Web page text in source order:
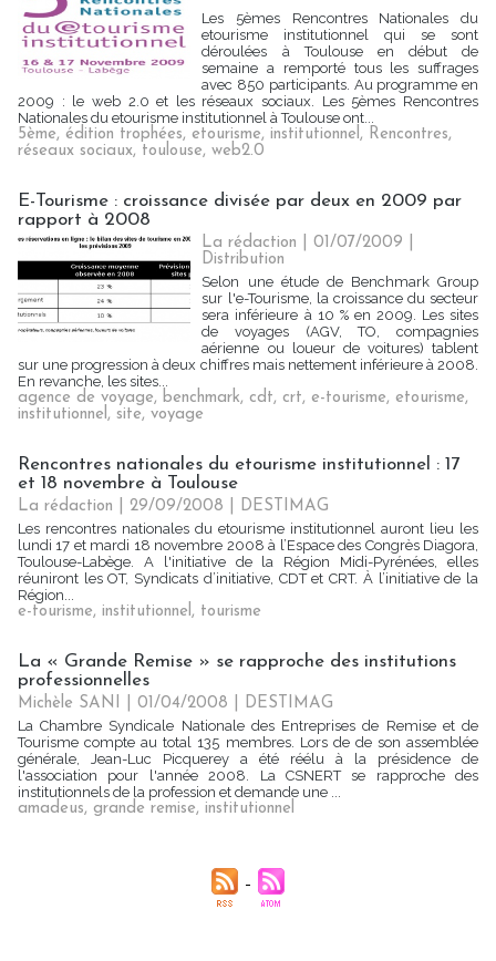
Les 5èmes Rencontres Nationales du
etourisme institutionnel qui se sont
déroulées à Toulouse en début de
semaine a remporté tous les suffrages
avec 850 participants. Au programme en
2009 : le web 2.0 et les réseaux sociaux. Les 5èmes Rencontres
Nationales du etourisme institutionnel à Toulouse ont...
5ème, édition trophées, etourisme, institutionnel, Rencontres,
réseaux sociaux, toulouse, web2.0
E-Tourisme : croissance divisée par deux en 2009 par
rapport à 2008
La rédaction | 01/07/2009
Distribution
Selon une étude de Benchmark Group
sur l'e-Tourisme, la croissance du secteur
sera inférieure à 10 % en 2009. Les sites
de voyages (AGV, TO, compagnies
aérienne ou loueur de voitures) tablent
sur une progression à deux chiffres mais nettement inférieure à 2008.
En revanche, les sites...
agence de voyage, benchmark, cdt, crt, e-tourisme, etourisme,
institutionnel, site, voyage
Rencontres nationales du etourisme institutionnel : 17
et 18 novembre à Toulouse
La rédaction | 29/09/2008
DESTIMAG
Les rencontres nationales du etourisme institutionnel auront lieu les
lundi 17 et mardi 18 novembre 2008 à l’Espace des Congrès Diagora,
Toulouse-Labège. A l'initiative de la Région Midi-Pyrénées, elles
réuniront les OT, Syndicats d’initiative, CDT et CRT. À l’initiative de la
Région...
e-tourisme, institutionnel, tourisme
La « Grande Remise » se rapproche des institutions
professionnelles
Michèle SANI | 01/04/2008
DESTIMAG
La Chambre Syndicale Nationale des Entreprises de Remise et de
Tourisme compte au total 135 membres. Lors de de son assemblée
générale, Jean-Luc Picquerey a été réélu à la présidence de
l'association pour l'année 2008. La CSNERT se rapproche des
institutionnels de la profession et demande une ...
amadeus, grande remise, institutionnel